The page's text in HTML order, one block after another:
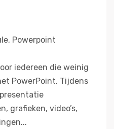
, Powerpoint
iedereen die weinig
PowerPoint. Tijdens
grafieken, video’s,